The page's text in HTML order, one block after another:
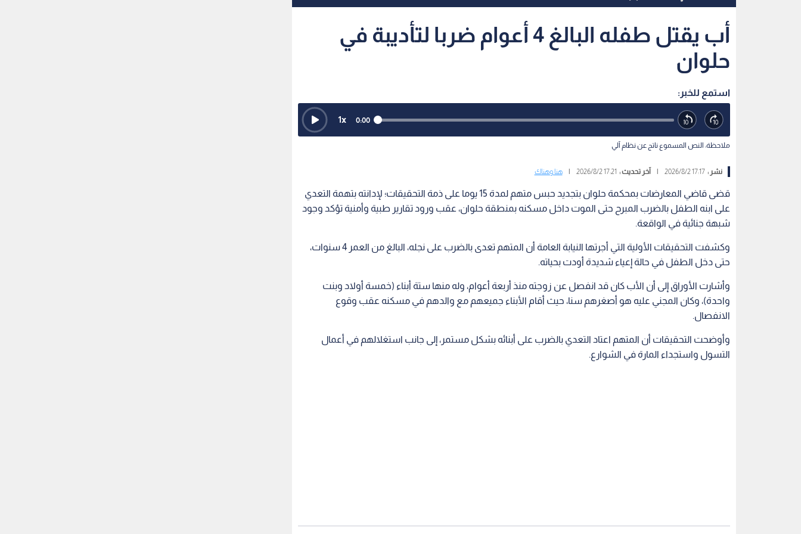
أب يقتل طفله البالغ 4 أعوام ضربا لتأديبة في
حلوان
استمع للخبر:
0:00
1x
ملاحظة: النص المسموع ناتج عن نظام آلي
نشر :17:17 2026/8/2 آخر تحديث : 17:21 2026/8/2 هنا وهناك
قضى قاضي المعارضات بمحكمة حلوان بتجديد حبس متهم لمدة 15 يوما على ذمة التحقيقات؛ لإدانته بتهمة التعدي
على ابنه الطفل بالضرب المبرح حتى الموت داخل مسكنه بمنطقة حلوان، عقب ورود تقارير طبية وأمنية تؤكد وجود
شبهة جنائية في الواقعة.
وكشفت التحقيقات الأولية التي أجرتها النيابة العامة أن المتهم تعدى بالضرب على نجله، البالغ من العمر 4 سنوات،
حتى دخل الطفل في حالة إعياء شديدة أودت بحياته.
وأشارت الأوراق إلى أن الأب كان قد انفصل عن زوجته منذ أربعة أعوام، وله منها ستة أبناء (خمسة أولاد وبنت
واحدة)، وكان المجني عليه هو أصغرهم سنا، حيث أقام الأبناء جميعهم مع والدهم في مسكنه عقب وقوع
الانفصال.
وأوضحت التحقيقات أن المتهم اعتاد التعدي بالضرب على أبنائه بشكل مستمر، إلى جانب استغلالهم في أعمال
التسول واستجداء المارة في الشوارع.